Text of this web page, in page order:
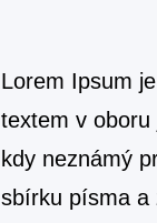
t
Lorem Ipsum
textem v
kdy neznámý
sbírku písma a